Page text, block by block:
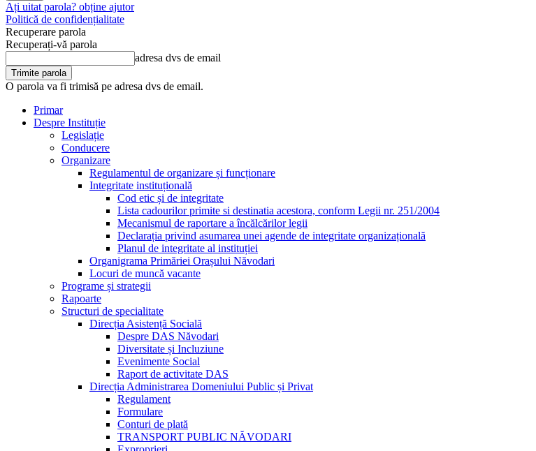
Ați uitat parola? obține ajutor
Politică de confidențialitate
Recuperare parola
Recuperați-vă parola
adresa dvs de email
O parola va fi trimisă pe adresa dvs de email.
Primar
Despre Instituție
Legislație
Conducere
Organizare
Regulamentul de organizare și funcționare
Integritate instituțională
Cod etic și de integritate
Lista cadourilor primite si destinatia acestora, conform Legii nr. 251/2004
Mecanismul de raportare a încălcărilor legii
Declarația privind asumarea unei agende de integritate organizațională
Planul de integritate al instituției
Organigrama Primăriei Orașului Năvodari
Locuri de muncă vacante
Programe și strategii
Rapoarte
Structuri de specialitate
Direcția Asistență Socială
Despre DAS Năvodari
Diversitate și Incluziune
Evenimente Social
Raport de activitate DAS
Direcția Administrarea Domeniului Public și Privat
Regulament
Formulare
Conturi de plată
TRANSPORT PUBLIC NĂVODARI